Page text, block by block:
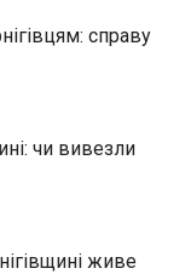
справу
чи вивезли
живе